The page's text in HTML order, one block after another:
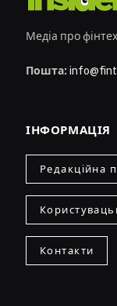
Медіа про фінтех
Пошта:
ІНФОРМАЦІЯ
Редакційна
Контакти